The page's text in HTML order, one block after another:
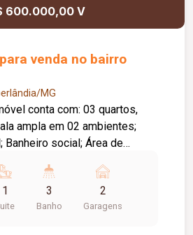
600.000,00 V
venda no bairro
MG
ampla em 02 ambientes;
Banheiro social; Área de
Excelente infraestrutura;
privilegiada, próxima a
farmácias, restaurantes
1 3
Banho
2
Garagens